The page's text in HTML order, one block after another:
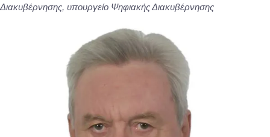
Διακυβέρνησης, υπουργείο Ψηφιακής Διακυβέρνησης